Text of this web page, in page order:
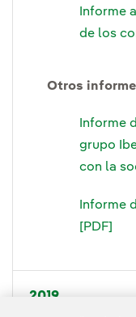
Informe
de los
Otros
Informe
grupo
con la
Informe
[PDF]
2019